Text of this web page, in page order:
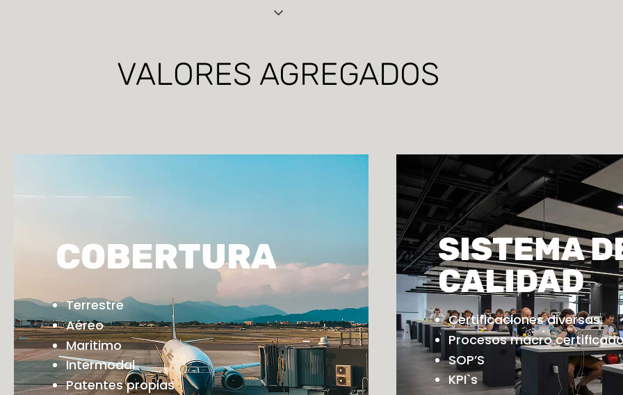
VALORES AGREGADOS
COBERTURA
Terrestre
Aéreo
Maritimo
Intermodal
Patentes propias
SISTEMA
CALIDAD
Certificaciones diversas.
Procesos macro
SOP’S
KPI`s